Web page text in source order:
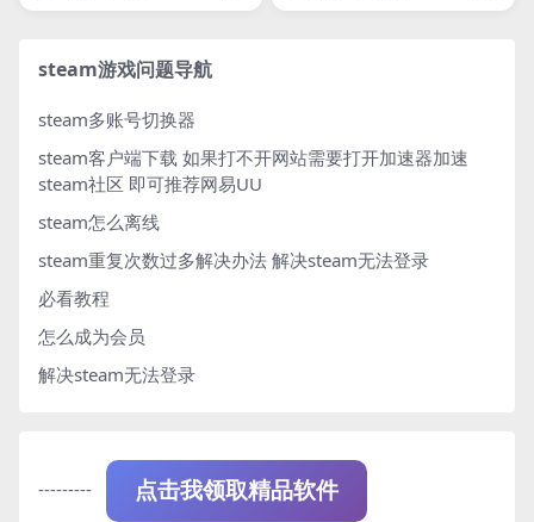
steam游戏问题导航
steam多账号切换器
steam客户端下载 如果打不开网站需要打开加速器加速
steam社区 即可推荐网易UU
steam怎么离线
steam重复次数过多解决办法 解决steam无法登录
必看教程
怎么成为会员
解决steam无法登录
--------- 点击我领取精品软件